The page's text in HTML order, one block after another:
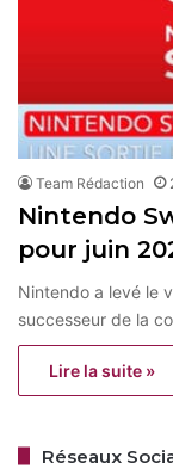
Team Rédaction
Nintendo
pour juin
Nintendo a levé le
successeur de la
Lire la suite »
Réseaux